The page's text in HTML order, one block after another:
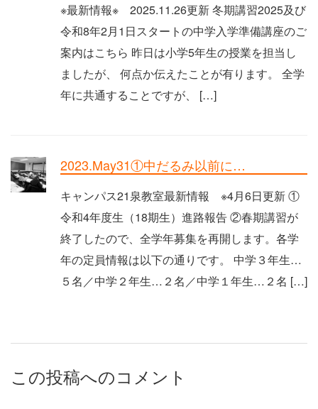
※最新情報※ 2025.11.26更新 冬期講習2025及び
令和8年2月1日スタートの中学入学準備講座のご
案内はこちら 昨日は小学5年生の授業を担当し
ましたが、 何点か伝えたことが有ります。 全学
年に共通することですが、 […]
2023.May31①中だるみ以前に…
キャンパス21泉教室最新情報 ※4月6日更新 ①
令和4年度生（18期生）進路報告 ②春期講習が
終了したので、全学年募集を再開します。各学
年の定員情報は以下の通りです。 中学３年生…
５名／中学２年生…２名／中学１年生…２名 […]
この投稿へのコメント